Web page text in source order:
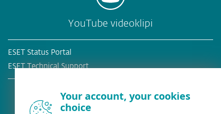
YouTube videoklipi
ESET Status Portal
ESET Technical Support
Your account, your cookies
choice